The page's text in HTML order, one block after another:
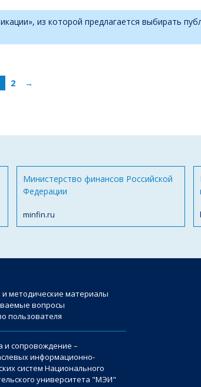
из которой предлагается выбирать
2 →
Министерство финансов Российской
Федерации
minfin.ru
методические материалы
вопросы
пользователя
и сопровождение –
информационно-
систем Национального
университета "МЭИ"